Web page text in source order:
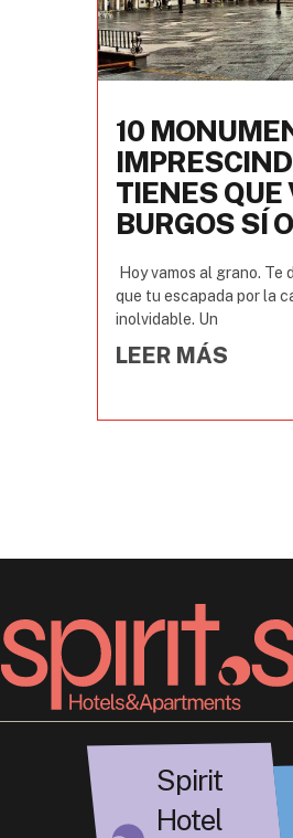
10
TIENES QUE
BURGOS SÍ
Hoy vamos al grano. Te
que tu escapada por la
inolvidable. Un
LEER MÁS
Spirit
Hotel